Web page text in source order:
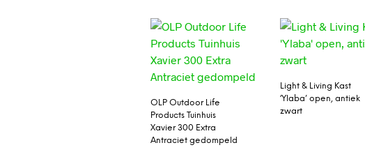
OLP Outdoor Life
Products Tuinhuis
Xavier 300 Extra
Antraciet gedompeld
Light & Living Kast
‘Ylaba’ open, antiek
zwart